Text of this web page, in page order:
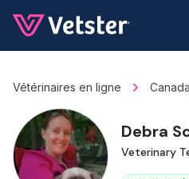
Vétérinaires en ligne Canada
Debra
Veterinary